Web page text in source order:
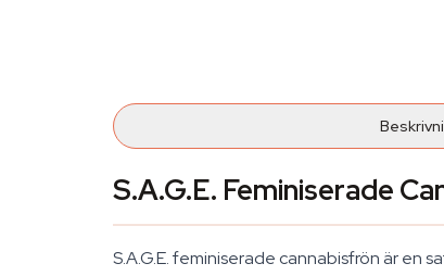
S.A.G.E. Feminiserade
S.A.G.E. feminiserade cannabisfrön är